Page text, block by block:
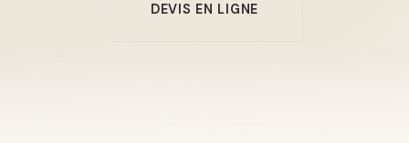
DEVIS EN LIGNE